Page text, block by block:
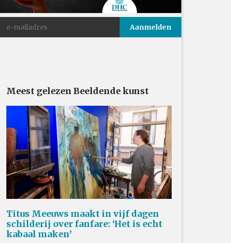
Meest gelezen Beeldende kunst
Titus Meeuws maakt in vijf dagen
schilderij over fanfare: ‘Het is echt
kabaal maken’